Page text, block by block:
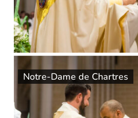
Notre-Dame de Chartres